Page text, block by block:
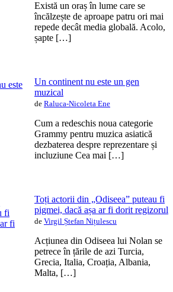
Există un oraș în lume care se
încălzește de aproape patru ori mai
repede decât media globală. Acolo,
șapte […]
Un continent nu este un gen
muzical
de Raluca-Nicoleta Ene
Cum a redeschis noua categorie
Grammy pentru muzica asiatică
dezbaterea despre reprezentare și
incluziune Cea mai […]
Toți actorii din „Odiseea” puteau fi
pigmei, dacă așa ar fi dorit regizorul
de Virgil Ștefan Nițulescu
Acțiunea din Odiseea lui Nolan se
petrece în țările de azi Turcia,
Grecia, Italia, Croația, Albania,
Malta, […]